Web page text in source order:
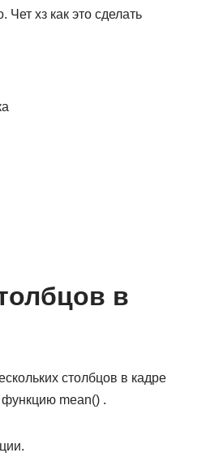
хз как это сделать
в
столбцов в кадре
функцию mean() .